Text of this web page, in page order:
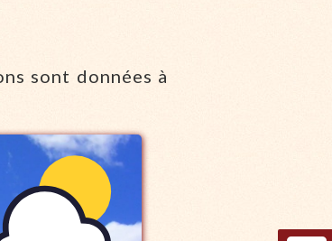
sont données à